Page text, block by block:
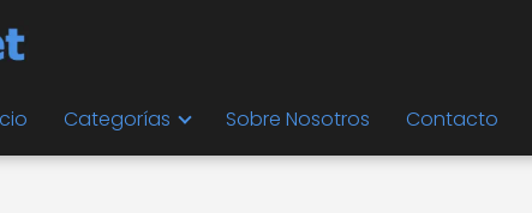
Categorías Sobre Nosotros Contacto